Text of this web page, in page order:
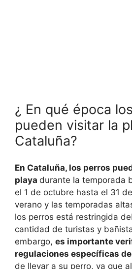
¿ En qué época
pueden visitar la
Cataluña?
En Cataluña, los perros
playa durante la temporada
el 1 de octubre hasta el 31
verano y las temporadas
los perros está restringida
cantidad de turistas y
embargo, es importante
regulaciones específicas
de llevar a su perro, ya que